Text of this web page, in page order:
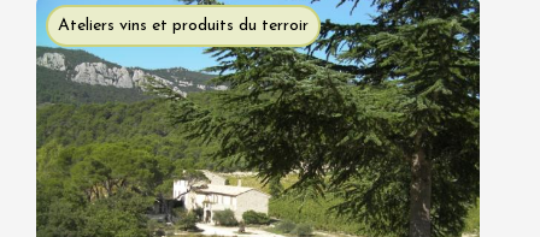
Ateliers vins et produits du terroir